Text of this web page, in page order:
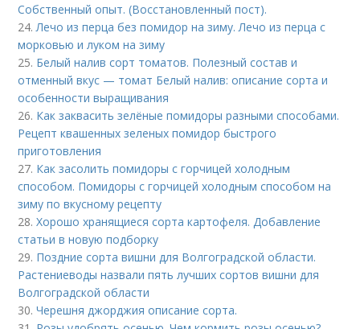
Собственный опыт. (Восстановленный пост).
24. Лечо из перца без помидор на зиму. Лечо из перца с
морковью и луком на зиму
25. Белый налив сорт томатов. Полезный состав и
отменный вкус — томат Белый налив: описание сорта и
особенности выращивания
26. Как заквасить зелёные помидоры разными способами.
Рецепт квашенных зеленых помидор быстрого
приготовления
27. Как засолить помидоры с горчицей холодным
способом. Помидоры с горчицей холодным способом на
зиму по вкусному рецепту
28.Хорошо хранящиеся сорта картофеля. Добавление
статьи в новую подборку
29. Поздние сорта вишни для Волгоградской области.
Растениеводы назвали пять лучших сортов вишни для
Волгоградской области
30.Черешня джорджия описание сорта.